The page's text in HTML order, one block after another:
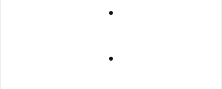
・
・